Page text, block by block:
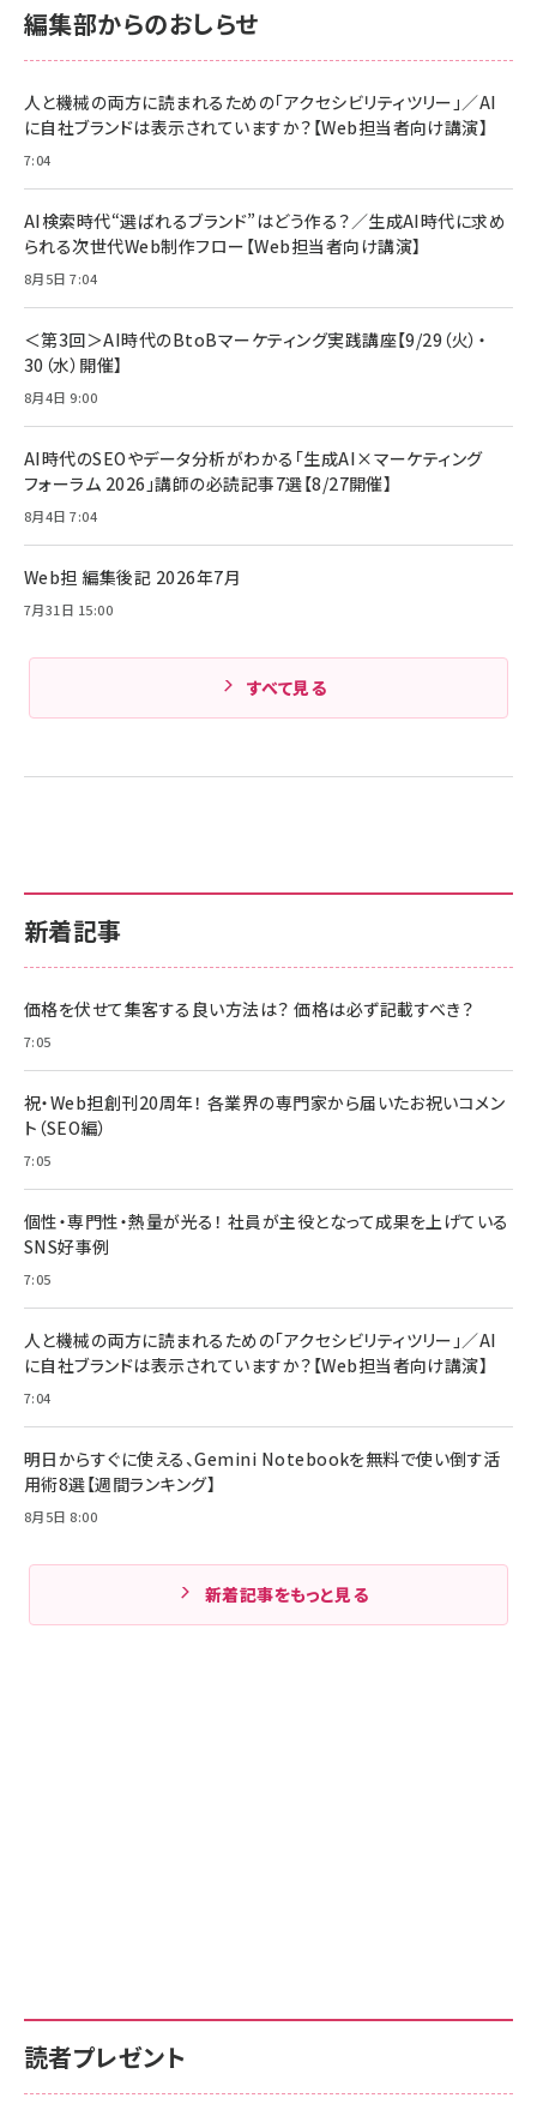
anan(アンアン)2026/06/24号 No.2500増刊
スペシャルエディション[王道エンタメの矜持／
￥1,100
年後半、あなたの恋と運命／山田涼介]
￥880
Amazonランキングをもっと見る
NIMASO ガラスフィルム iPhone 17 用 保護フィ
すい ガイド枠付き いPhone17 (6.3インチ) 対応
2枚セット DSP25F1698
￥1,599
【New】Amazon Fire TV Stick HD | 手軽にスト
レイヤー
￥6,980
Anker Soundcore P31i (Bluetooth 6.1) 【完
全ワイヤレスイヤホン/アクティブノイズキャンセリ
ング/マルチポイント接続 / 最大50時間再生 / PSE
Anker PowerLine III Flow USB-C & USB-C
ケーブル Anker絡まないケーブル 240W 結束バン
ド付き USB PD対応 シリコン素材採用 iPhone
17 / 16 / 15 / Galaxy iPad Pro MacBook
Amazonランキングをもっと見る
Amazon eギフトカード - Amazonロゴ - クラ
￥5,000
ケーブル Anker絡まないケーブル 240W 結束バン
17 / 16 / 15 / Galaxy iPad Pro MacBook
Pro/Air 各種対応 (1.8m ミッドナイトブラック)
￥1,890
キャンペーン】
￥4,857
Amazonランキングをもっと見る
新着記事
価格を伏せて集客する良い方法は？ 価格は必ず記載すべき？
7:05
祝・Web担創刊20周年！ 各業界の専門家から届いたお祝いコメン
ト（SEO編）
7:05
個性・専門性・熱量が光る！ 社員が主役となって成果を上げている
SNS好事例
7:05
人と機械の両方に読まれるための「アクセシビリティツリー」／AI
に自社ブランドは表示されていますか？【Web担当者向け講演】
7:04
明日からすぐに使える、Gemini Notebookを無料で使い倒す活
用術8選【週間ランキング】
8月5日 8:00
新着記事をもっと見る
読者プレゼント
編集部からのおしらせ
人と機械の両方に読まれるための「アクセシビリティツリー」／AI
に自社ブランドは表示されていますか？【Web担当者向け講演】
7:04
AI検索時代“選ばれるブランド”はどう作る？／生成AI時代に求め
られる次世代Web制作フロー【Web担当者向け講演】
8月5日 7:04
＜第3回＞AI時代のBtoBマーケティング実践講座【9/29（火）・
30（水）開催】
8月4日 9:00
AI時代のSEOやデータ分析がわかる「生成AI×マーケティング
フォーラム 2026」講師の必読記事7選【8/27開催】
8月4日 7:04
Web担 編集後記 2026年7月
7月31日 15:00
すべて見る